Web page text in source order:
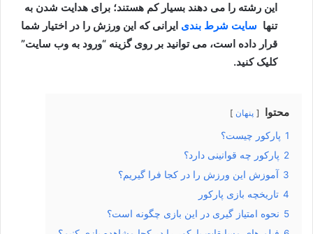
این رشته را می دهند بسیار کم هستند؛ برای هدایت شدن به
تنها سایت شرط بندی ایرانی که این ورزش را در اختیار شما
قرار داده است، می توانید بر روی گزینه “ورود به وب سایت”
کلیک کنید.
محتوا پنهان
1 پارکور چیست؟
2 پارکور چه قوانینی دارد؟
3 آموزش این ورزش را در کجا فرا گیریم؟
4 تاریخچه بازی پارکور
5 نحوه امتیاز گیری در این بازی چگونه است؟